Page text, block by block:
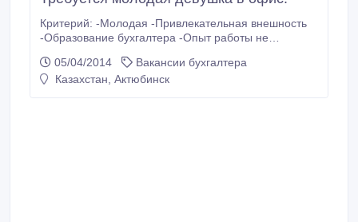
Критерий: -Молодая -Привлекательная внешность
-Образование бухгалтера -Опыт работы не
05/04/2014
Вакансии бухгалтера
Казахстан, Актюбинск